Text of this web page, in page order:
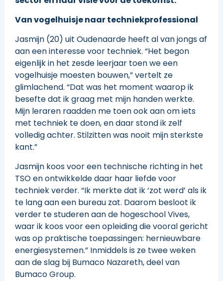
Van vogelhuisje naar techniekprofessional
Jasmijn (20) uit Oudenaarde heeft al van jongs af
aan een interesse voor techniek. “Het begon
eigenlijk in het zesde leerjaar toen we een
vogelhuisje moesten bouwen,” vertelt ze
glimlachend. “Dat was het moment waarop ik
besefte dat ik graag met mijn handen werkte.
Mijn leraren raadden me toen ook aan om iets
met techniek te doen, en daar stond ik zelf
volledig achter. Stilzitten was nooit mijn sterkste
kant.”
Jasmijn koos voor een technische richting in het
TSO en ontwikkelde daar haar liefde voor
techniek verder. “Ik merkte dat ik ‘zot werd’ als ik
te lang aan een bureau zat. Daarom besloot ik
verder te studeren aan de hogeschool Vives,
waar ik koos voor een opleiding die vooral gericht
was op praktische toepassingen: hernieuwbare
energiesystemen.” Inmiddels is ze twee weken
aan de slag bij Bumaco Nazareth, deel van
Bumaco Group.